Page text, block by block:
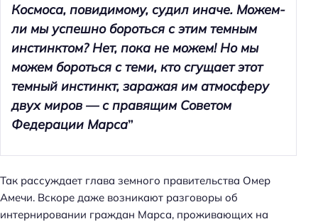
Космоса, повидимому, судил иначе. Можем-
ли мы успешно бороться с этим темным
инстинктом? Нет, пока не можем! Но мы
можем бороться с теми, кто сгущает этот
темный инстинкт, заражая им атмосферу
двух миров — с правящим Советом
Федерации Марса”
Так рассуждает глава земного правительства Омер
Амечи. Вскоре даже возникают разговоры об
интернировании граждан Марса, проживающих на